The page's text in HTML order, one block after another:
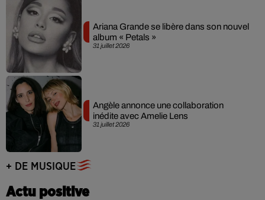
31 juillet 2026
Ariana Grande se libère dans son nouvel
album « Petals »
31 juillet 2026
Angèle annonce une collaboration
inédite avec Amelie Lens
+ DE MUSIQUE
Actu positive